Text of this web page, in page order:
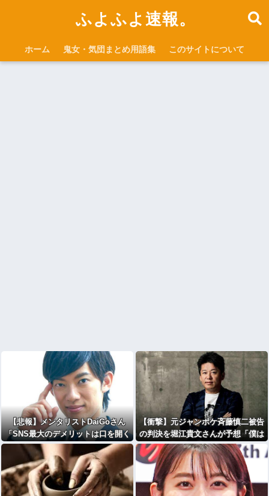
ふよふよ速報。
ホーム 鬼女・気団まとめ用語集 このサイトについて
【悲報】メンタリストDaiGoさん
「SNS最大のデメリットは口を開く
価値がない奴が発信できるようにな
ったこと」ｗｗｗｗｗｗｗｗｗｗ
【衝撃】元ジャンポケ斉藤慎二被告
の判決を堀江貴文さんが予想「僕は
懲役4年求刑で2年6か月の実刑だっ
たが…」・・・・・・・・・